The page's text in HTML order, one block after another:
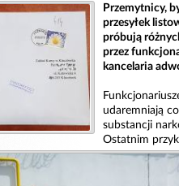
Przemytnicy,
przesyłek
próbują
przez
kancelaria
udaremniają
substancji
Ostatnim